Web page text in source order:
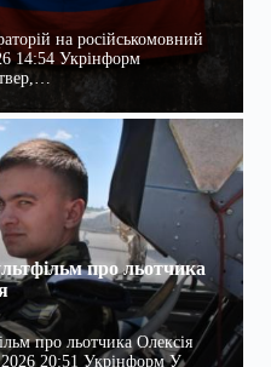
на російськомовний
14:54 Укрінформ
про льотчика
про льотчика Олексія
20:51 Укрінформ У